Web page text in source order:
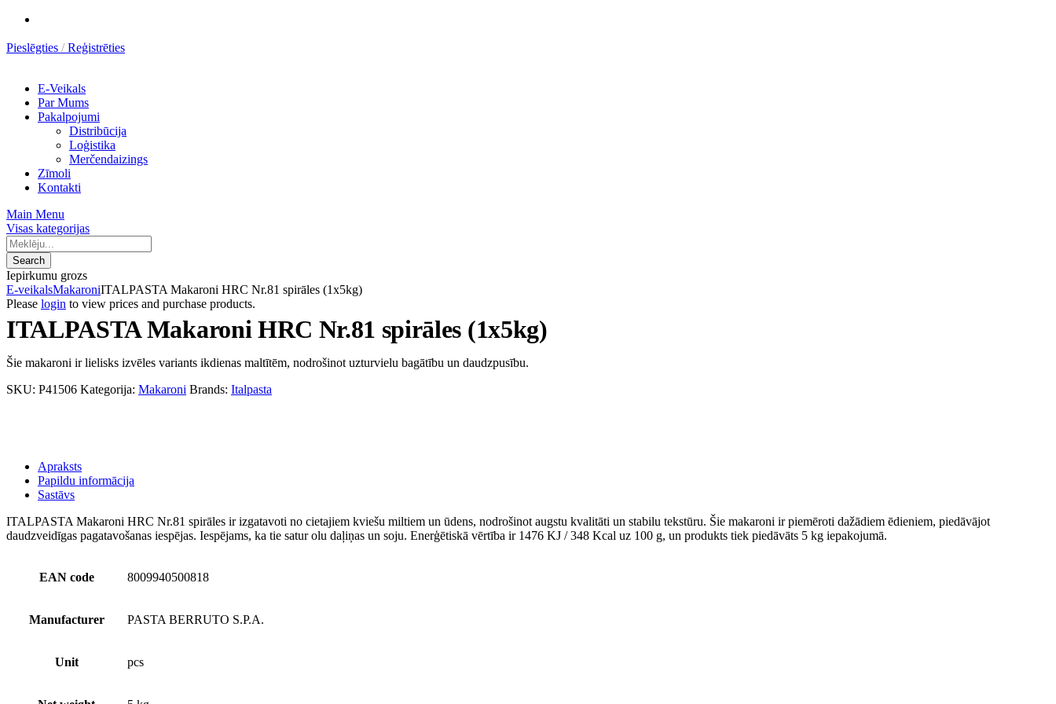
Pieslēgties
Reģistrēties
Distribūcija,
Loģistika,
Merchandising
E-Veikals
Par Mums
Pakalpojumi
Distribūcija
Loģistika
Merčendaizings
Zīmoli
Kontakti
Main Menu
Visas kategorijas
Products
search
Search
Iepirkumu grozs
E-veikalsMakaroniITALPASTA Makaroni HRC Nr.81 spirāles (1x5kg)
Please login to view prices and purchase products.
ITALPASTA Makaroni HRC Nr.81 spirāles (1x5kg)
Šie makaroni ir lielisks izvēles variants ikdienas maltītēm, nodrošinot uzturvielu bagātību un daudzpusību.
SKU: P41506 Kategorija: Makaroni Brands: Italpasta
Apraksts
Papildu informācija
Sastāvs
ITALPASTA Makaroni HRC Nr.81 spirāles ir izgatavoti no cietajiem kviešu miltiem un ūdens, nodrošinot augstu kvalitāti un stabilu tekstūru. Šie makaroni ir piemēroti dažādiem ēdieniem, piedāvājot
daudzveidīgas pagatavošanas iespējas. Iespējams, ka tie satur olu daļiņas un soju. Enerģētiskā vērtība ir 1476 KJ / 348 Kcal uz 100 g, un produkts tiek piedāvāts 5 kg iepakojumā.
EAN code 8009940500818
Manufacturer PASTA BERRUTO S.P.A.
Unit pcs